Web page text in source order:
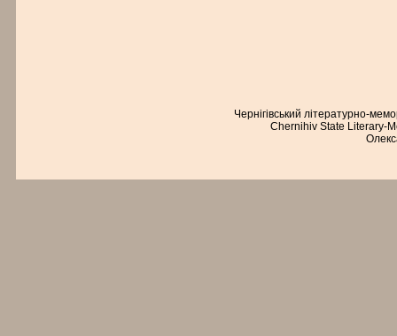
Чернігівський літературно-
Chernihiv State Literary-